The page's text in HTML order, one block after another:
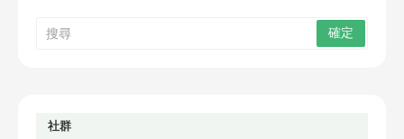
社群